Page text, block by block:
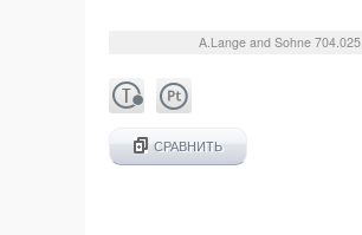
A.Lange and Sohne 704.025
СРАВНИТЬ